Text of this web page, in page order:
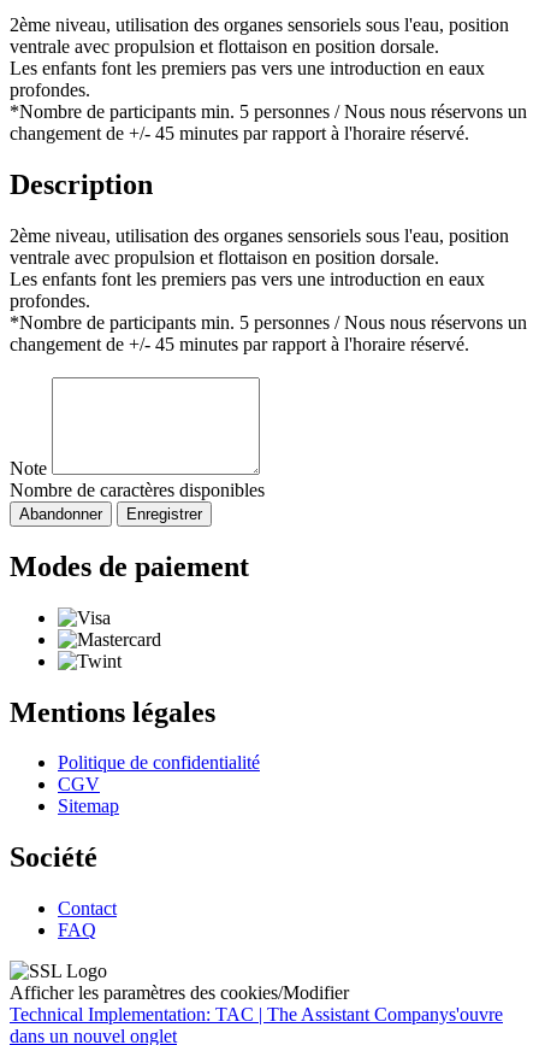
2ème niveau, utilisation des organes sensoriels sous l'eau, position
ventrale avec propulsion et flottaison en position dorsale.
Les enfants font les premiers pas vers une introduction en eaux
profondes.
*Nombre de participants min. 5 personnes / Nous nous réservons un
changement de +/- 45 minutes par rapport à l'horaire réservé.
Description
2ème niveau, utilisation des organes sensoriels sous l'eau, position
ventrale avec propulsion et flottaison en position dorsale.
Les enfants font les premiers pas vers une introduction en eaux
profondes.
*Nombre de participants min. 5 personnes / Nous nous réservons un
changement de +/- 45 minutes par rapport à l'horaire réservé.
Note
Nombre de caractères disponibles
Abandonner Enregistrer
Modes de paiement
Mentions légales
Politique de confidentialité
CGV
Sitemap
Société
Contact
FAQ
Afficher les paramètres des cookies/Modifier
Technical Implementation: TAC | The Assistant Companys'ouvre
dans un nouvel onglet